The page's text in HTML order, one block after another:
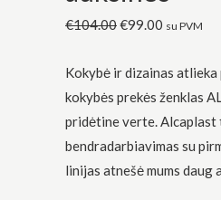
€104.00€99.00 su PVM
Kokybė ir dizainas
kokybės prekės ženklas
pridėtine verte. Alcaplast
bendradarbiavimas su
linijas atnešė mums daug
ir
Būtinas
slapukai